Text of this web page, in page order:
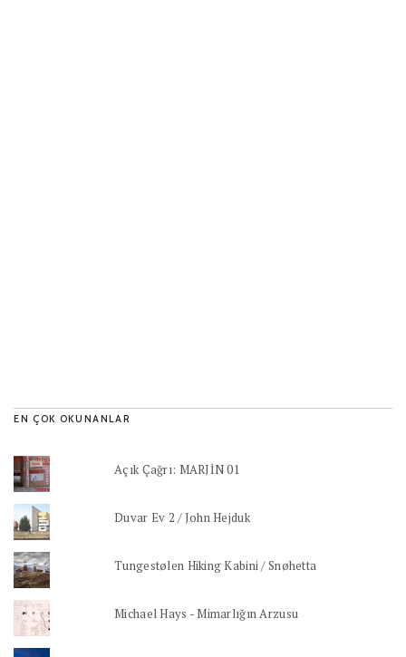
EN ÇOK OKUNANLAR
Açık Çağrı: MARJİN 01
Duvar Ev 2 / John Hejduk
Tungestølen Hiking Kabini / Snøhetta
Michael Hays - Mimarlığın Arzusu